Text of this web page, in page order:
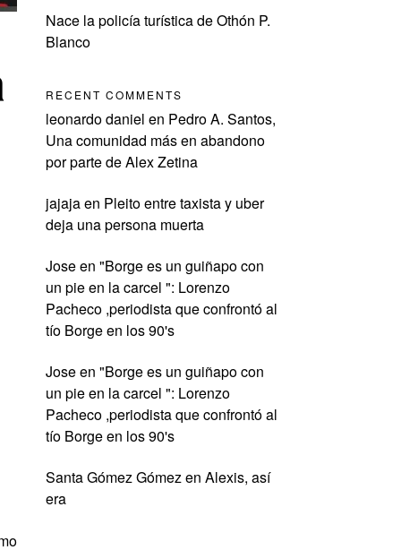
Nace la policía turística de Othón P.
Blanco
RECENT COMMENTS
leonardo daniel en Pedro A. Santos,
Una comunidad más en abandono
por parte de Alex Zetina
jajajaen Pleito entre taxista y uber
deja una persona muerta
Joseen "Borge es un guiñapo con
un pie en la carcel ": Lorenzo
Pacheco ,periodista que confrontó al
tío Borge en los 90's
Joseen "Borge es un guiñapo con
un pie en la carcel ": Lorenzo
Pacheco ,periodista que confrontó al
tío Borge en los 90's
Santa Gómez Gómezen Alexis, así
era